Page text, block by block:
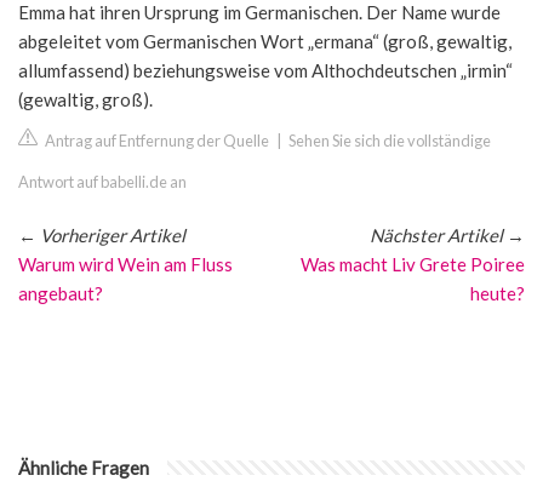
Emma hat ihren Ursprung im Germanischen. Der Name wurde
abgeleitet vom Germanischen Wort „ermana“ (groß, gewaltig,
allumfassend) beziehungsweise vom Althochdeutschen „irmin“
(gewaltig, groß).
Antrag auf Entfernung der Quelle Sehen Sie sich die vollständige
Antwort auf babelli.de an
← Vorheriger Artikel
Warum wird Wein am Fluss
angebaut?
Nächster Artikel→
Was macht Liv Grete Poiree
heute?
Ähnliche Fragen